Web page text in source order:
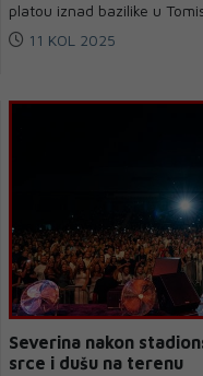
platou iznad bazilike u
11 KOL 2025
Severina nakon
srce i dušu na terenu